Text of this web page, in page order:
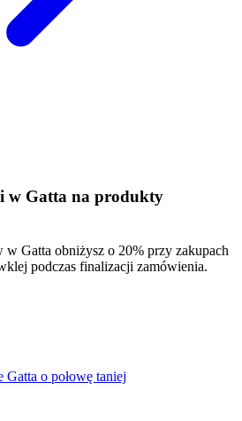
w Gatta na produkty
w Gatta obniżysz o 20% przy zakupach
podczas finalizacji zamówienia.
o połowę taniej